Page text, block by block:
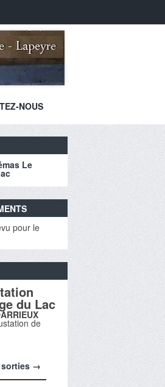
NOUS
Le
pour le
du Lac
de
sorties →